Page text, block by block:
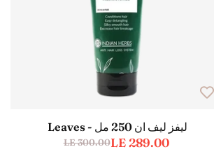
ليفز ليف ان 250 مل - Leaves
LE 300.00LE 289.00